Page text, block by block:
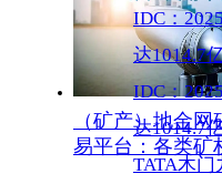
IDC：
达1014.7
IDC：
达1014.7
TATA木
（矿产）地金网
易平台：各类矿
让、矿权求购、